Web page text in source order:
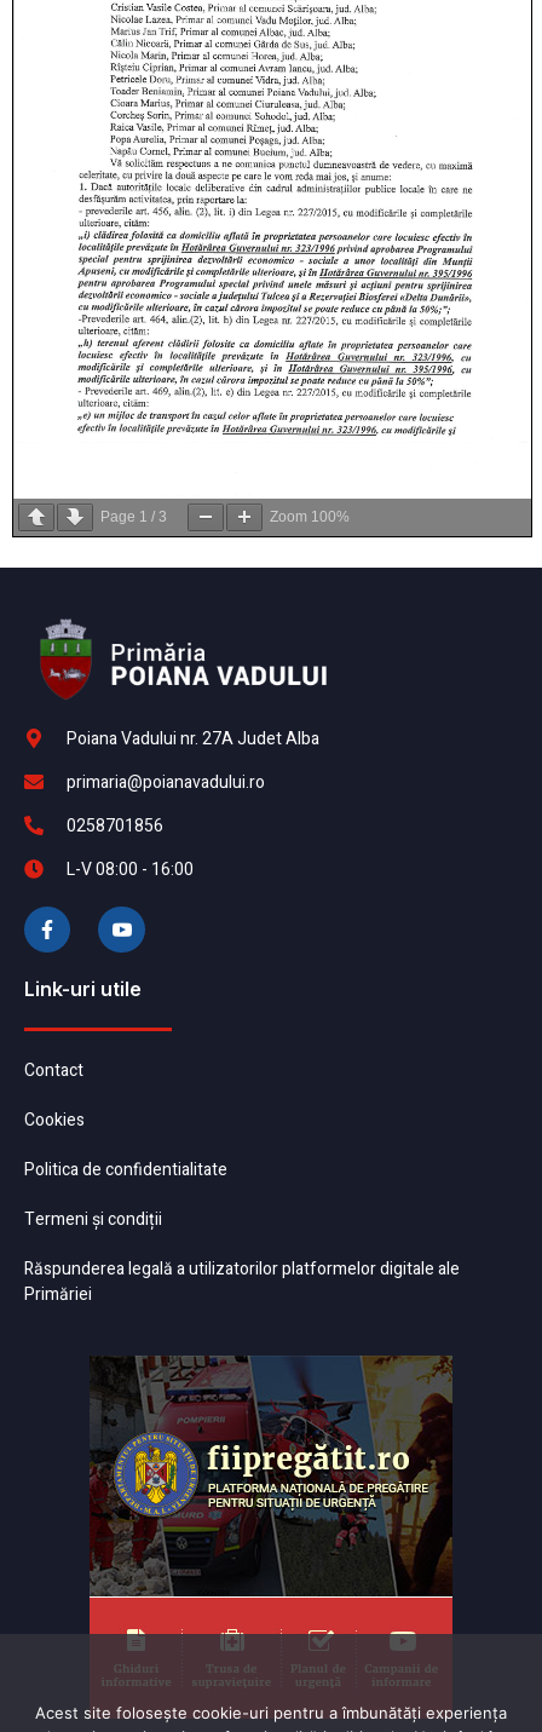
Page 1 / 3 Zoom 100%
Poiana Vadului nr. 27A Judet Alba
primaria@poianavadului.ro
0258701856
L-V 08:00 - 16:00
Link-uri utile
Contact
Cookies
Politica de confidentialitate
Termeni și condiții
Răspunderea legală a utilizatorilor platformelor digitale ale
Primăriei
Acest site folosește cookie-uri pentru a îmbunătăți experiența